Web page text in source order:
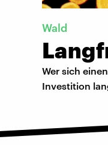
Wald
Wer sich
Investition